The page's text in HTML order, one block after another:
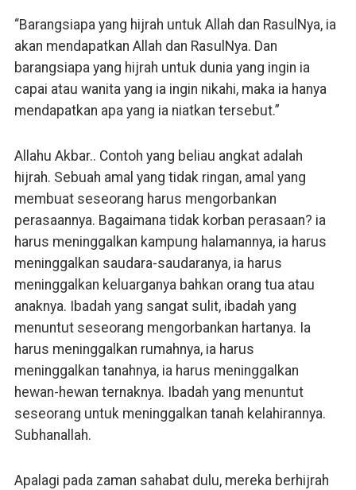
“Barangsiapa yang hijrah untuk Allah dan RasulNya, ia
akan mendapatkan Allah dan RasulNya. Dan
barangsiapa yang hijrah untuk dunia yang ingin ia
capai atau wanita yang ia ingin nikahi, maka ia hanya
mendapatkan apa yang ia niatkan tersebut.”
Allahu Akbar.. Contoh yang beliau angkat adalah
hijrah. Sebuah amal yang tidak ringan, amal yang
membuat seseorang harus mengorbankan
perasaannya. Bagaimana tidak korban perasaan? ia
harus meninggalkan kampung halamannya, ia harus
meninggalkan saudara-saudaranya, ia harus
meninggalkan keluarganya bahkan orang tua atau
anaknya. Ibadah yang sangat sulit, ibadah yang
menuntut seseorang mengorbankan hartanya. Ia
harus meninggalkan rumahnya, ia harus
meninggalkan tanahnya, ia harus meninggalkan
hewan-hewan ternaknya. Ibadah yang menuntut
seseorang untuk meninggalkan tanah kelahirannya.
Subhanallah.
Apalagi pada zaman sahabat dulu, mereka berhijrah